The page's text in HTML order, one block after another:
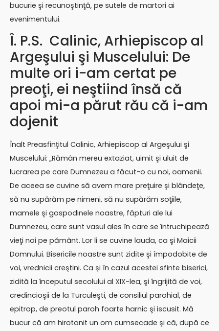
bucurie şi recunoştinţă, pe sutele de martori ai
evenimentului.
Î. P.S. Calinic, Arhiepiscop al
Argeşului şi Muscelului: De
multe ori i-am certat pe
preoţi, ei neştiind însă că
apoi mi-a părut rău că i-am
dojenit
Înalt Preasfinţitul Calinic, Arhiepiscop al Argeşului şi
Muscelului: „Rămân mereu extaziat, uimit şi uluit de
lucrarea pe care Dumnezeu a făcut-o cu noi, oamenii.
De aceea se cuvine să avem mare preţuire şi blândeţe,
să nu supărăm pe nimeni, să nu supărăm soţiile,
mamele şi gospodinele noastre, făpturi ale lui
Dumnezeu, care sunt vasul ales în care se întruchipează
vieţi noi pe pământ. Lor li se cuvine lauda, ca şi Maicii
Domnului. Bisericile noastre sunt zidite şi împodobite de
voi, vrednicii creştini. Ca şi în cazul acestei sfinte biserici,
zidită la începutul secolului al XIX-lea, şi îngrijită de voi,
credincioşii de la Turculeşti, de consiliul parohial, de
epitrop, de preotul paroh foarte harnic şi iscusit. Mă
bucur că am hirotonit un om cumsecade şi că, după ce